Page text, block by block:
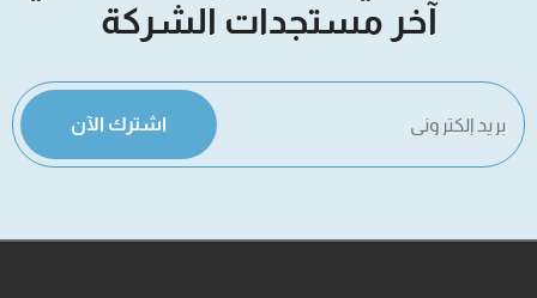
آخر مستجدات الشركة
اشترك الآن